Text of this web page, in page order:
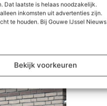
Dat laatste is helaas noodzakelijk.
inkomsten uit advertenties zijn.
te houden. Bij Gouwe IJssel Nieuws
Bekijk voorkeuren